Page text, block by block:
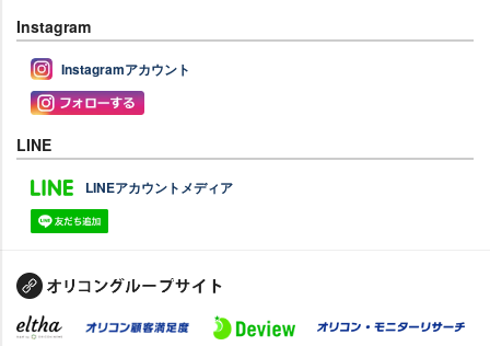
Instagram
Instagramアカウント
LINE
LINEアカウントメディア